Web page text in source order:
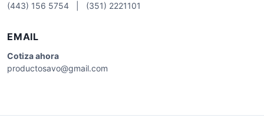
(443) 156 5754 | (351) 2221101
EMAIL
Cotizaahora
productosavo@gmail.com